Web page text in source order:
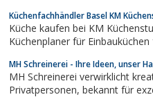
Küchenfachhändler Basel KM
Küche kaufen bei KM Küchenstudio, Ihrem
Küchenplaner für
MH Schreinerei - Ihre Ideen, unser
MH Schreinerei verwirklicht
Privatpersonen,